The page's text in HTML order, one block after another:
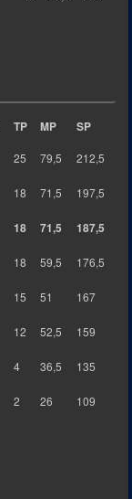
TP MP SP
25 79,5 212,5
18 71,5 197,5
18 71,5 187,5
18 59,5 176,5
15 51 167
12 52,5 159
4 36,5 135
2 26 109